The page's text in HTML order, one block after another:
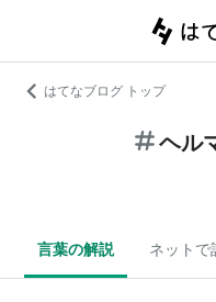
はてなブログ トップ
ヘル
言葉の解説 ネットで